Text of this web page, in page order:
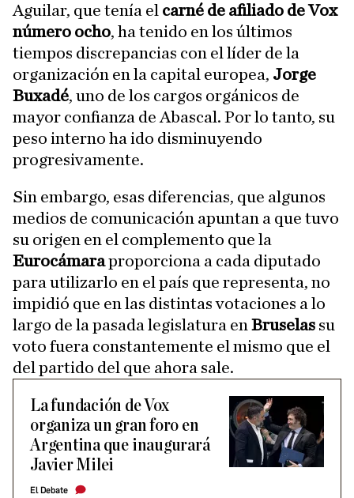
Aguilar, que tenía el carné de afiliado de Vox
número ocho, ha tenido en los últimos
tiempos discrepancias con el líder de la
organización en la capital europea, Jorge
Buxadé, uno de los cargos orgánicos de
mayor confianza de Abascal. Por lo tanto, su
peso interno ha ido disminuyendo
progresivamente.
Sin embargo, esas diferencias, que algunos
medios de comunicación apuntan a que tuvo
su origen en el complemento que la
Eurocámaraproporciona a cada diputado
para utilizarlo en el país que representa, no
impidió que en las distintas votaciones a lo
largo de la pasada legislatura en Bruselas su
voto fuera constantemente el mismo que el
del partido del que ahora sale.
La fundación de Vox
organiza un gran foro en
Argentina que inaugurará
Javier Milei
El Debate